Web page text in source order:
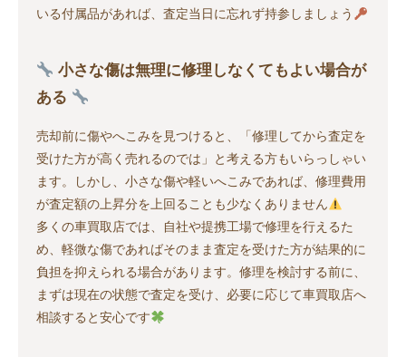
いる付属品があれば、査定当日に忘れず持参しましょう
小さな傷は無理に修理しなくてもよい場合が
ある
売却前に傷やへこみを見つけると、「修理してから査定を
受けた方が高く売れるのでは」と考える方もいらっしゃい
ます。しかし、小さな傷や軽いへこみであれば、修理費用
が査定額の上昇分を上回ることも少なくありません
多くの車買取店では、自社や提携工場で修理を行えるた
め、軽微な傷であればそのまま査定を受けた方が結果的に
負担を抑えられる場合があります。修理を検討する前に、
まずは現在の状態で査定を受け、必要に応じて車買取店へ
相談すると安心です